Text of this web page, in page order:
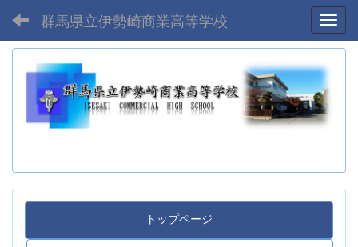
群馬県立伊勢崎商業高等学校
トップページ